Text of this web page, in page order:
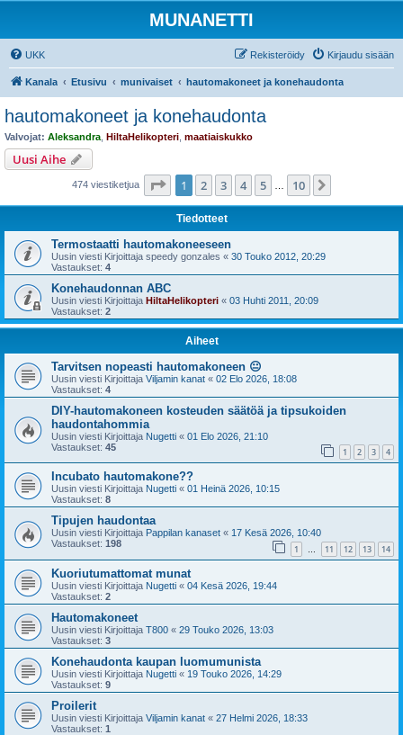
MUNANETTI
UKK Kirjaudu sisään
Rekisteröidy
Kanala Etusivu munivaiset hautomakoneet ja konehaudonta
hautomakoneet ja konehaudonta
Valvojat: Aleksandra HiltaHelikopteri maatiaiskukko
Uusi Aihe
474 viestiketjua Sivu /10
1 2 3 4 5 10
Tiedotteet
Termostaatti hautomakoneeseen
Uusin viesti Kirjoittaja speedy gonzales « 30 Touko 2012, 20:29
Vastaukset: 4
Konehaudonnan ABC
Uusin viesti Kirjoittaja HiltaHelikopteri « 03 Huhti 2011, 20:09
Vastaukset: 2
Aiheet
Tarvitsen nopeasti hautomakoneen 😐
Uusin viesti Kirjoittaja Viljamin kanat « 02 Elo 2026, 18:08
Vastaukset: 4
DIY-hautomakoneen kosteuden säätöä ja tipsukoiden
haudontahommia
Uusin viesti Kirjoittaja Nugetti « 01 Elo 2026, 21:10
Vastaukset: 45 1 2 3 4
Incubato hautomakone??
Uusin viesti Kirjoittaja Nugetti « 01 Heinä 2026, 10:15
Vastaukset: 8
Tipujen haudontaa
Uusin viesti Kirjoittaja Pappilan kanaset « 17 Kesä 2026, 10:40
Vastaukset: 198 1 … 11 12 13 14
Kuoriutumattomat munat
Uusin viesti Kirjoittaja Nugetti « 04 Kesä 2026, 19:44
Vastaukset: 2
Hautomakoneet
Uusin viesti Kirjoittaja T800 « 29 Touko 2026, 13:03
Vastaukset: 3
Konehaudonta kaupan luomumunista
Uusin viesti Kirjoittaja Nugetti « 19 Touko 2026, 14:29
Vastaukset: 9
Proilerit
Uusin viesti Kirjoittaja Viljamin kanat « 27 Helmi 2026, 18:33
Vastaukset: 1